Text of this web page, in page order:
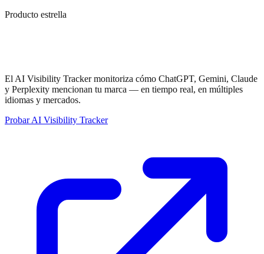
Producto estrella
El AI Visibility Tracker monitoriza cómo ChatGPT, Gemini, Claude
y Perplexity mencionan tu marca — en tiempo real, en múltiples
idiomas y mercados.
Probar AI Visibility Tracker